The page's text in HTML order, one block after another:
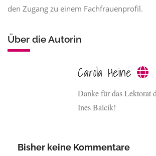
den Zugang zu einem Fachfrauenprofil.
Über die Autorin
Carola Heine
Danke für das Lektorat
Ines Balcik!
Bisher keine Kommentare